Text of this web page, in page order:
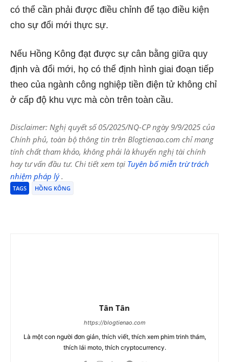
có thể cần phải được điều chỉnh để tạo điều kiện
cho sự đổi mới thực sự.
Nếu Hồng Kông đạt được sự cân bằng giữa quy
định và đổi mới, họ có thể định hình giai đoạn tiếp
theo của ngành công nghiệp tiền điện tử không chỉ
ở cấp độ khu vực mà còn trên toàn cầu.
Disclaimer: Nghị quyết số 05/2025/NQ-CP ngày 9/9/2025 của
Chính phủ, toàn bộ thông tin trên Blogtienao.com chỉ mang
tính chất tham khảo, không phải là khuyến nghị tài chính
hay tư vấn đầu tư. Chi tiết xem tại Tuyên bố miễn trừ trách
nhiệm pháp lý.
TAGS HỒNG KÔNG
Tân Tân
https://blogtienao.com
Là một con người đơn giản, thích viết, thích xem phim trinh thám,
thích lái moto, thích cryptocurrency.